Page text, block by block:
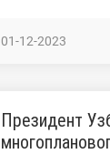
01-12-2023
Президент